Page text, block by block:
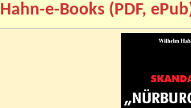
Hahn-e-Books (PDF,